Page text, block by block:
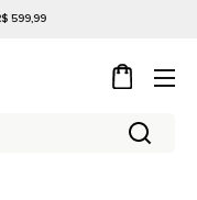
599,99